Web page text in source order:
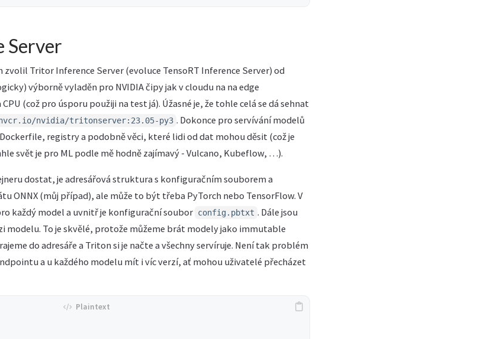
Server
Tritor Inference Server (evoluce TensoRT Inference Server) od
výborně vyladěn pro NVIDIA čipy jak v cloudu na na edge
(což pro úsporu použiji na test já). Úžasné je, že tohle celá se dá sehnat
nvidia/tritonserver:23.05-py3 . Dokonce pro servívání modelů
registry a podobně věci, které lidi od dat mohou děsit (což je
svět je pro ML podle mě hodně zajímavý - Vulcano, Kubeflow, …).
dostat, je adresářová struktura s konfiguračním souborem a
ONNX (můj případ), ale může to být třeba PyTorch nebo TensorFlow. V
každý model a uvnitř je konfigurační soubor config.pbtxt . Dále jsou
modelu. To je skvělé, protože můžeme brát modely jako immutable
do adresáře a Triton si je načte a všechny servíruje. Není tak problém
a u každého modelu mít i víc verzí, ať mohou uživatelé přecházet